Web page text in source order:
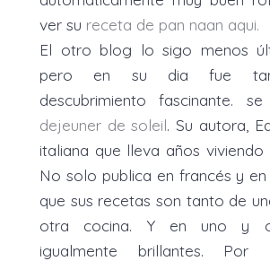
ver su receta de pan naan aqui.
El otro blog lo sigo menos
pero en su dia fue
descubrimiento fascinante.
dejeuner de soleil. Su autora,
italiana que lleva años viviendo
No solo publica en francés y en
que sus recetas son tanto de
otra cocina. Y en uno y
igualmente brillantes. Por